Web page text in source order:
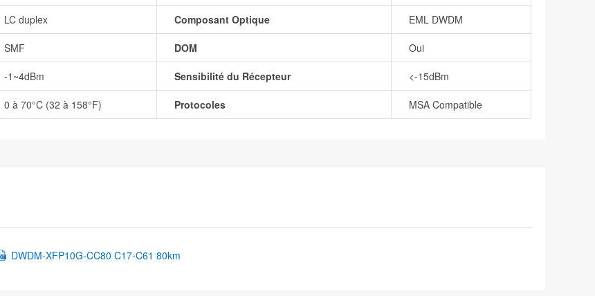
LC duplex Composant Optique EML DWDM
SMF DOM Oui
-1~4dBm Sensibilité du Récepteur <-15dBm
0 à 70°C (32 à 158°F) Protocoles MSA Compatible
DWDM-XFP10G-CC80 C17-C61 80km